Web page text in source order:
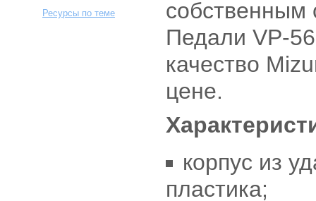
Ресурсы по теме
собственным
Педали VP-
качество
цене.
корпус из
пластика;